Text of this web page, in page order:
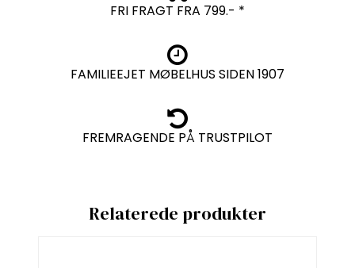
FRI FRAGT FRA 799.- *
FAMILIEEJET MØBELHUS SIDEN 1907
FREMRAGENDE PÅ TRUSTPILOT
Relaterede produkter